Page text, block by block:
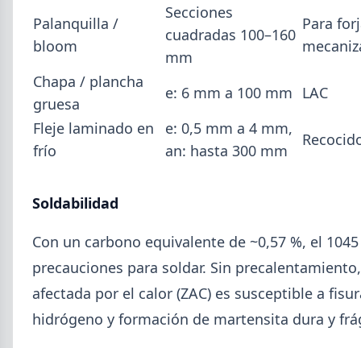
Palanquilla /
bloom
Secciones
cuadradas 100–160
mm
Para
Chapa / plancha
gruesa
e: 6 mm a 100 mm LAC
Fleje laminado en
frío
e: 0,5 mm a 4 mm,
an: hasta 300 mm
Soldabilidad
Con un carbono equivalente de ~0,57 %, el
precauciones para soldar. Sin
afectada por el calor (ZAC) es susceptible a
hidrógeno y formación de martensita dura y